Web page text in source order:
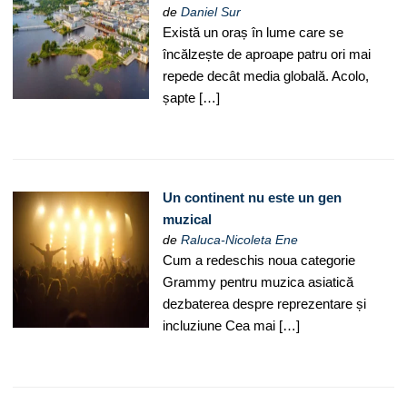
deDaniel Sur
Există un oraș în lume care se
încălzește de aproape patru ori mai
repede decât media globală. Acolo,
șapte […]
Un continent nu este un gen
muzical
deRaluca-Nicoleta Ene
Cum a redeschis noua categorie
Grammy pentru muzica asiatică
dezbaterea despre reprezentare și
incluziune Cea mai […]